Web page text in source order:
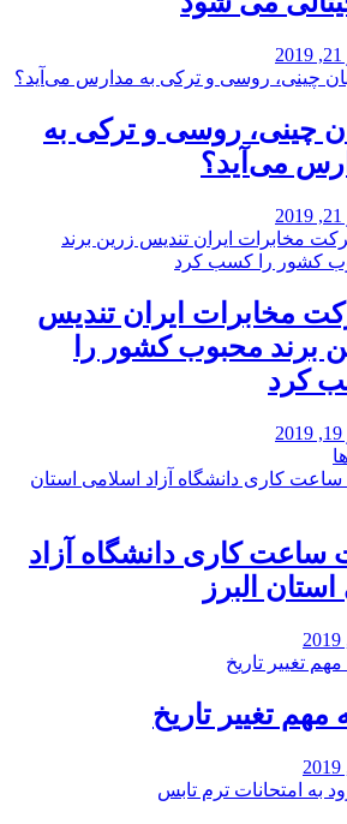
چینی، روسی و ترکی به
می‌آید؟
مخابرات ایران تندیس
برند محبوب کشور را
کرد
ساعت کاری دانشگاه آزاد
البرز
مهم تغییر تاریخ